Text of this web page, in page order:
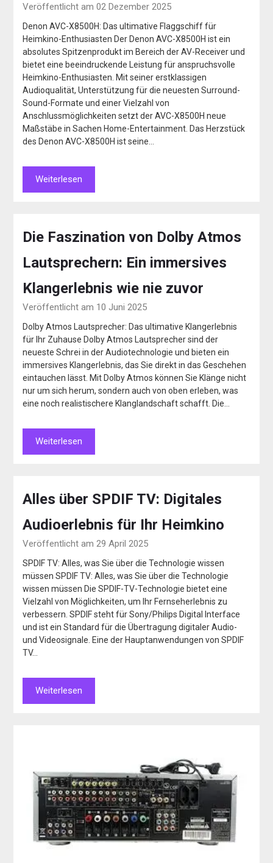
Veröffentlicht am 02 Dezember 2025
Denon AVC-X8500H: Das ultimative Flaggschiff für
Heimkino-Enthusiasten Der Denon AVC-X8500H ist ein
absolutes Spitzenprodukt im Bereich der AV-Receiver und
bietet eine beeindruckende Leistung für anspruchsvolle
Heimkino-Enthusiasten. Mit seiner erstklassigen
Audioqualität, Unterstützung für die neuesten Surround-
Sound-Formate und einer Vielzahl von
Anschlussmöglichkeiten setzt der AVC-X8500H neue
Maßstäbe in Sachen Home-Entertainment. Das Herzstück
des Denon AVC-X8500H ist seine…
Weiterlesen
Die Faszination von Dolby Atmos
Lautsprechern: Ein immersives
Klangerlebnis wie nie zuvor
Veröffentlicht am 10 Juni 2025
Dolby Atmos Lautsprecher: Das ultimative Klangerlebnis
für Ihr Zuhause Dolby Atmos Lautsprecher sind der
neueste Schrei in der Audiotechnologie und bieten ein
immersives Klangerlebnis, das Sie direkt in das Geschehen
eintauchen lässt. Mit Dolby Atmos können Sie Klänge nicht
nur um sich herum, sondern auch von oben erleben, was
eine noch realistischere Klanglandschaft schafft. Die…
Weiterlesen
Alles über SPDIF TV: Digitales
Audioerlebnis für Ihr Heimkino
Veröffentlicht am 29 April 2025
SPDIF TV: Alles, was Sie über die Technologie wissen
müssen SPDIF TV: Alles, was Sie über die Technologie
wissen müssen Die SPDIF-TV-Technologie bietet eine
Vielzahl von Möglichkeiten, um Ihr Fernseherlebnis zu
verbessern. SPDIF steht für Sony/Philips Digital Interface
und ist ein Standard für die Übertragung digitaler Audio-
und Videosignale. Eine der Hauptanwendungen von SPDIF
TV…
Weiterlesen